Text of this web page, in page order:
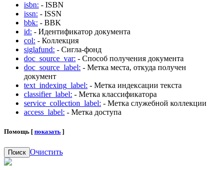
isbn: - ISBN
issn: - ISSN
bbk: - BBK
id: - Идентификатор документа
col: - Коллекция
siglafund: - Сигла-фонд
doc_source_var: - Способ получения документа
doc_source_label: - Метка места, откуда получен
документ
text_indexing_label: - Метка индексации текста
classifier_label: - Метка классификатора
service_collection_label: - Метка служебной коллекции
access_label: - Метка доступа
Помощь [ показать ]
Поиск Очистить